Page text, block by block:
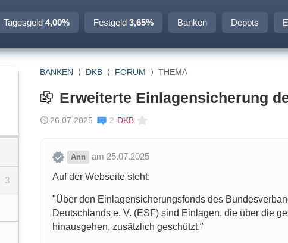
Tagesgeld 4,00% Festgeld 3,65% Banken Depots
3
BANKEN ⟩ DKB ⟩ FORUM ⟩ THEMA
Erweiterte Einlagensicherung
26.07.2025 2 DKB
Ann
am 25.07.2025
Auf der Webseite steht:
"Über den Einlagensicherungsfonds des
Deutschlands e. V. (ESF) sind Einlagen, die über die
hinausgehen, zusätzlich geschützt."